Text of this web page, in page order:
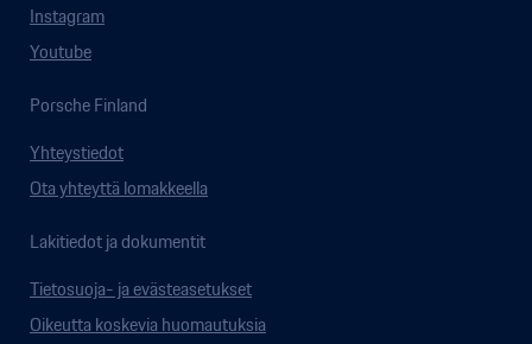
Instagram
Youtube
Porsche Finland
Yhteystiedot
Ota yhteyttä lomakkeella
Lakitiedot ja dokumentit
Tietosuoja- ja evästeasetukset
Oikeutta koskevia huomautuksia